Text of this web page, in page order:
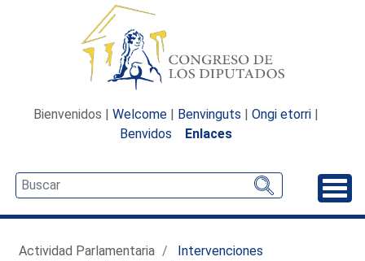
Bienvenidos | Welcome | Benvinguts | Ongi etorri |
Benvidos
Enlaces
Actividad Parlamentaria
Intervenciones